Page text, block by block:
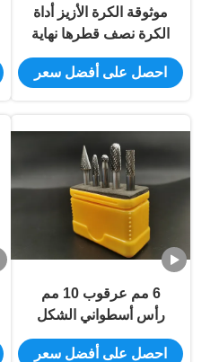
موثوقة الكرة الأزيز أداة
الكرة نصف قطرها نهاية
لقم يموت لطاحونة SD
نوع
احصل على أفضل سعر
6 مم عرقوب 10 مم
رأس أسطواني الشكل
كربيد دوارة الأزيز
احصل على أفضل سعر